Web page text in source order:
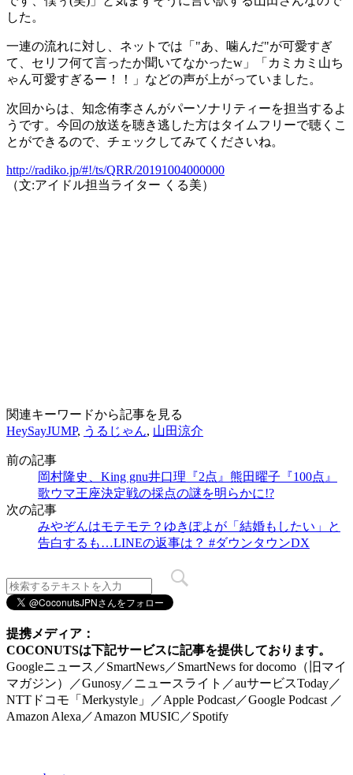
した。
一連の流れに対し、ネットでは「"あ、噛んだ"が可愛すぎ
て、セリフ何て言ったか聞いてなかったw」「カミカミ山ち
ゃん可愛すぎるー！！」などの声が上がっていました。
次回からは、知念侑李さんがパーソナリティーを担当するよ
うです。今回の放送を聴き逃した方はタイムフリーで聴くこ
とができるので、チェックしてみてくださいね。
http://radiko.jp/#!/ts/QRR/20191004000000
（文:アイドル担当ライター くる美）
関連キーワードから記事を見る
HeySayJUMP, うるじゃん, 山田涼介
前の記事
岡村隆史、King gnu井口理『2点』熊田曜子『100点』
歌ウマ王座決定戦の採点の謎を明らかに!?
次の記事
みやぞんはモテモテ？ゆきぽよが「結婚もしたい」と
告白するも…LINEの返事は？ #ダウンタウンDX
提携メディア：
COCONUTSは下記サービスに記事を提供しております。
Googleニュース／SmartNews／SmartNews for docomo（旧マイ
マガジン）／Gunosy／ニュースライト／auサービスToday／
NTTドコモ「Merkystyle」／Apple Podcast／Google Podcast ／
Amazon Alexa／Amazon MUSIC／Spotify